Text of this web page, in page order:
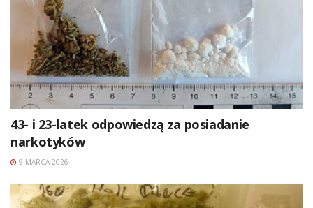
43- i 23-latek odpowiedzą za posiadanie
narkotyków
9 MARCA 2026